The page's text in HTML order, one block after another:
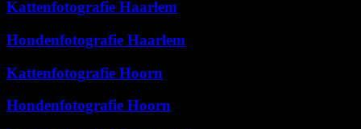
Kattenfotografie Haarlem
Hondenfotografie Haarlem
Kattenfotografie Hoorn
Hondenfotografie Hoorn